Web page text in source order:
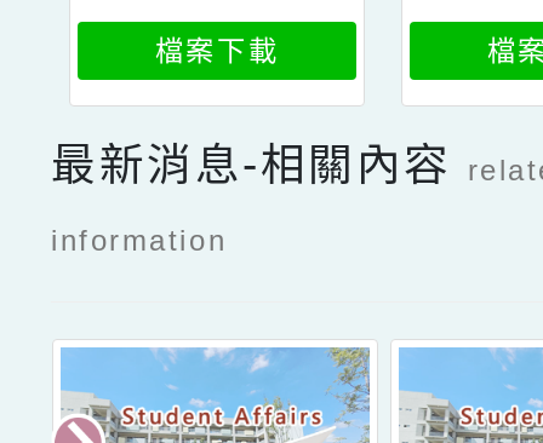
檔案下載 檔
最新消息-相關內容
information